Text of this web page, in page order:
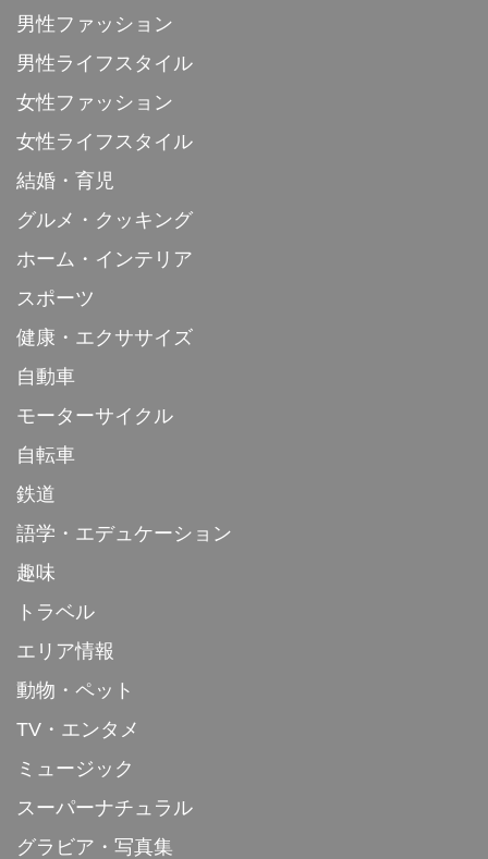
男性ファッション
男性ライフスタイル
女性ファッション
女性ライフスタイル
結婚・育児
グルメ・クッキング
ホーム・インテリア
スポーツ
健康・エクササイズ
自動車
モーターサイクル
自転車
鉄道
語学・エデュケーション
趣味
トラベル
エリア情報
動物・ペット
TV・エンタメ
ミュージック
スーパーナチュラル
グラビア・写真集